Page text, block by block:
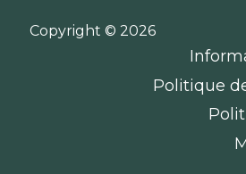
Copyright © 2026
Politique